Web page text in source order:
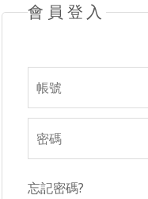
會員登入
忘記密碼?